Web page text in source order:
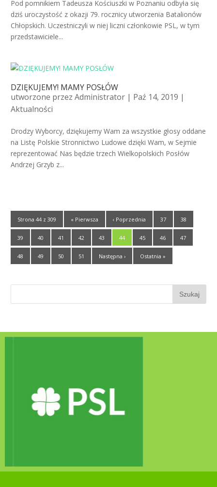
Pod pomnikiem Tadeusza Kościuszki w Poznaniu odbyła się
dziś uroczystość z okazji 79. rocznicy utworzenia Batalionów
Chłopskich. Uczestniczyli w niej liczni członkowie PSL, w tym
przedstawiciele...
DZIĘKUJEMY! MAMY POSŁÓW
utworzone przezAdministrator | Paź 14, 2019 |
Aktualności
Drodzy Wyborcy, dziękujemy Wam za wszystkie głosy oddane
na Listę Polskie Stronnictwo Ludowe dzięki Wam, w Sejmie
reprezentować Nas będzie trzech Wielkopolskich Posłów
Andrzej Grzyb z...
Strona 44 z 309 « Pierwsza ‹ Poprzednia 37 38
39 40 41 42 43 44 45 46 47
48 49 50 51 Następna › Ostatnia »